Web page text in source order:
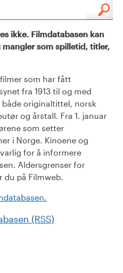
ikke. Filmdatabasen kan
som spilletid, titler,
som har fått
fra 1913 til og med
både originaltittel, norsk
og årstall. Fra 1. januar
som setter
i Norge. Kinoene og
for å informere
Aldersgrenser for
du på Filmweb.
(RSS)